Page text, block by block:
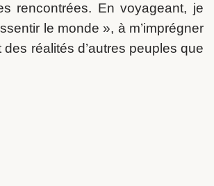
rencontrées. En voyageant, je
le monde », à m’imprégner
réalités d’autres peuples que